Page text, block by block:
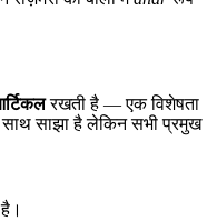
रखती है — एक विशेषता
साथ साझा है लेकिन सभी प्रमुख